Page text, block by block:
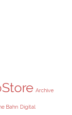
Archive
Bahn Digital